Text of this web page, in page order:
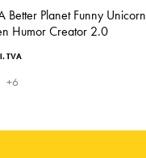
Better Planet Funny Unicorn
Humor Creator 2.0
+6